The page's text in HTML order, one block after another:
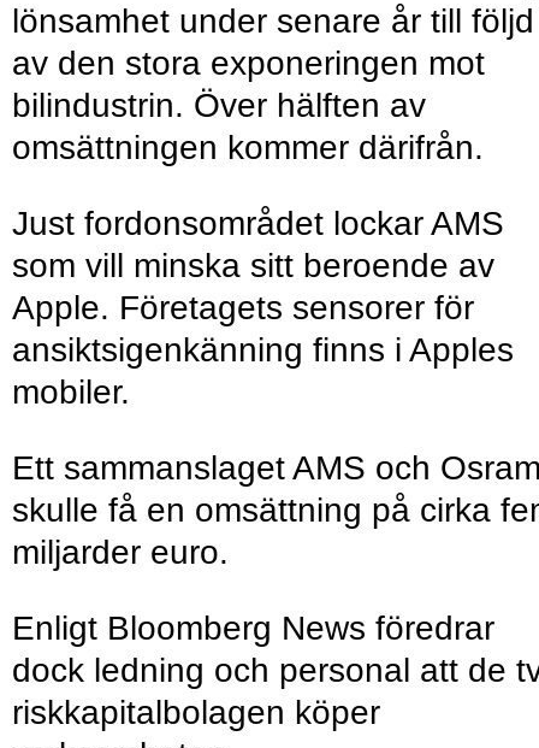
lönsamhet under senare år till följd
av den stora exponeringen mot
bilindustrin. Över hälften av
omsättningen kommer därifrån.
Just fordonsområdet lockar AMS
som vill minska sitt beroende av
Apple. Företagets sensorer för
ansiktsigenkänning finns i Apples
mobiler.
Ett sammanslaget AMS och
skulle få en omsättning på cirka
miljarder euro.
Enligt Bloomberg News föredrar
dock ledning och personal att de
riskkapitalbolagen köper